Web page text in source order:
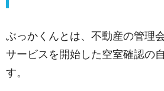
ぶっかくんとは、不動産の管理
サービスを開始した空室確認の
す。